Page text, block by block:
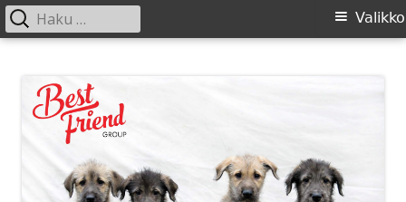
sisältöön
Ensisijainen
Valikko
Haku: